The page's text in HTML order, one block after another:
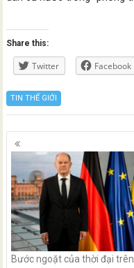
Share this:
Twitter Facebook
TIN THẾ GIỚI
Posts
navigation
Bước ngoặt của thời đại trên